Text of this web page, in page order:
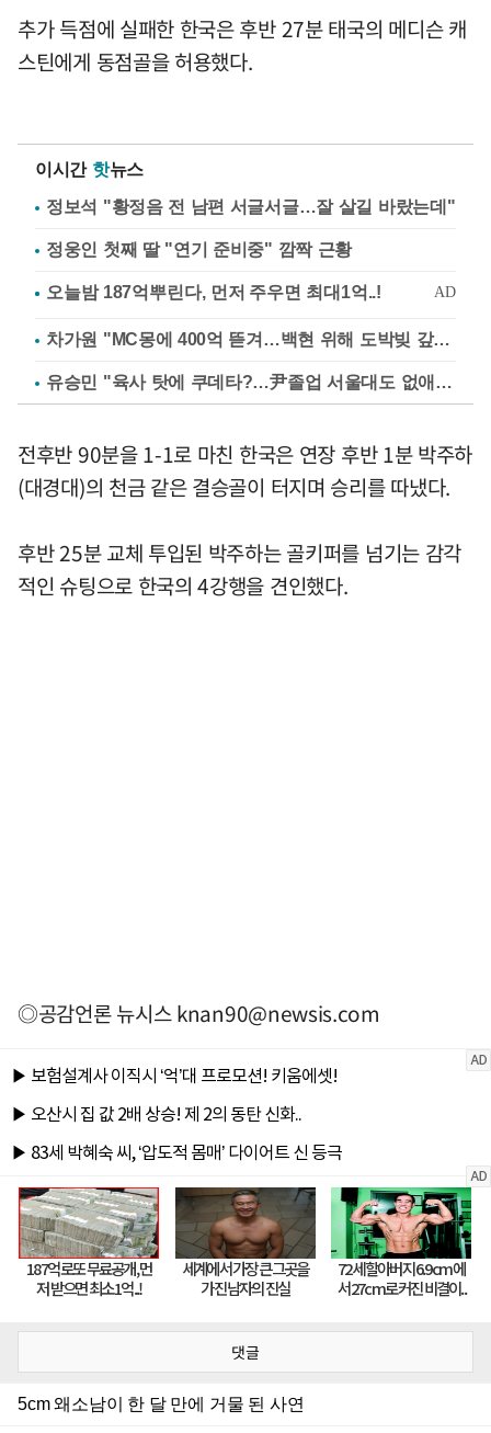
추가 득점에 실패한 한국은 후반 27분 태국의 메디슨 캐
스틴에게 동점골을 허용했다.
이시간 핫뉴스
정보석 "황정음 전 남편 서글서글…잘 살길 바랐는데"
정웅인 첫째 딸 "연기 준비중" 깜짝 근황
차가원 "MC몽에 400억 뜯겨…백현 위해 도박빚 갚아줘"
유승민 "육사 탓에 쿠데타?…尹졸업 서울대도 없애나"
전후반 90분을 1-1로 마친 한국은 연장 후반 1분 박주하
(대경대)의 천금 같은 결승골이 터지며 승리를 따냈다.
후반 25분 교체 투입된 박주하는 골키퍼를 넘기는 감각
적인 슈팅으로 한국의 4강행을 견인했다.
◎공감언론 뉴시스knan90@newsis.com
댓글